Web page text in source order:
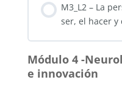
0% COMPLETADO
M3_L1_T1 – El
neuroplasticidad
M3_L2 – La
ser, el hacer y
Módulo 4 -
e innovación